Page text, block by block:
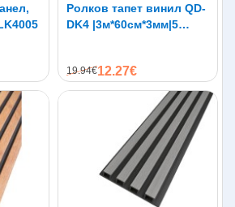
Ролков тапет винил QD-
DK4 |3м*60см*3мм|5
19.94€12.27€